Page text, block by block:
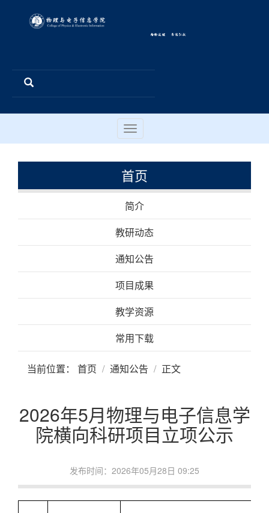
Toggle
navigation
首页
简介
教研动态
通知公告
项目成果
教学资源
常用下载
当前位置： 首页 通知公告 正文
2026年5月物理与电子信息学
院横向科研项目立项公示
发布时间：2026年05月28日 09:25